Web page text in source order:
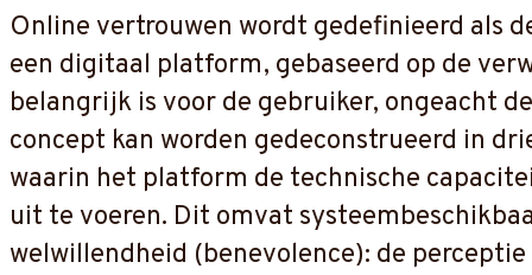
Online vertrouwen wordt gedefinieerd als
een digitaal platform, gebaseerd op de
belangrijk is voor de gebruiker, ongeacht
concept kan worden gedeconstrueerd in
waarin het platform de technische
uit te voeren. Dit omvat
welwillendheid (benevolence): de